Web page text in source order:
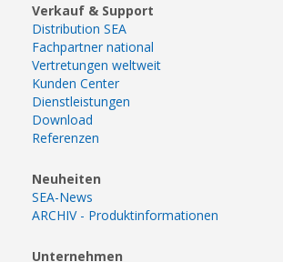
Verkauf & Support
Distribution SEA
Fachpartner national
Vertretungen weltweit
Kunden Center
Dienstleistungen
Download
Referenzen
Neuheiten
SEA-News
ARCHIV - Produktinformationen
Unternehmen